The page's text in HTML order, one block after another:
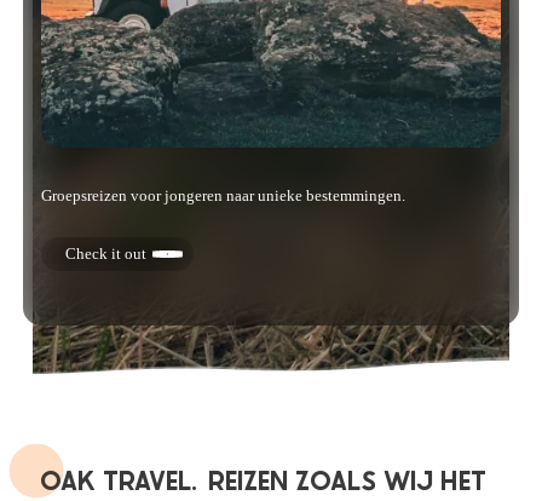
Groepsreizen voor jongeren naar unieke bestemmingen.
Check it out
OAK TRAVEL. REIZEN ZOALS WIJ HET